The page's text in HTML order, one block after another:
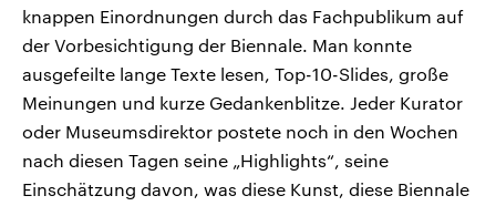
knappen Einordnungen durch das Fachpublikum auf
der Vorbesichtigung der Biennale. Man konnte
ausgefeilte lange Texte lesen, Top-10-Slides, große
Meinungen und kurze Gedankenblitze. Jeder Kurator
oder Museumsdirektor postete noch in den Wochen
nach diesen Tagen seine „Highlights“, seine
Einschätzung davon, was diese Kunst, diese Biennale